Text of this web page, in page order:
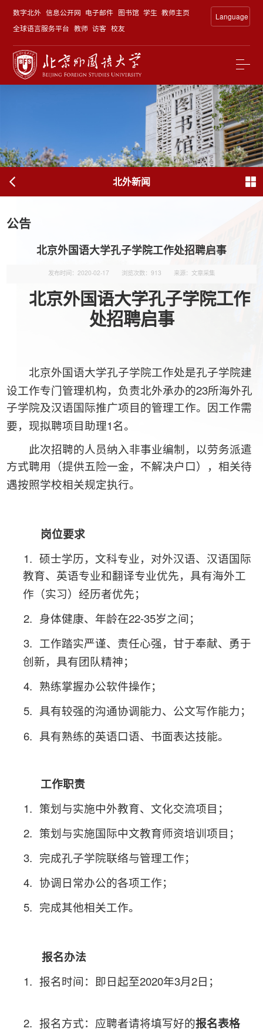
数字北外 信息公开网 电子邮件 图书馆 学生 教师主页
全球语言服务平台 教师 访客 校友
Language
北外新闻
公告
北京外国语大学孔子学院工作处招聘启事
发布时间：2020-02-17 浏览次数： 913 来源：文章采集
北京外国语大学孔子学院工作
处招聘启事
北京外国语大学孔子学院工作处是孔子学院建
设工作专门管理机构，负责北外承办的23所海外孔
子学院及汉语国际推广项目的管理工作。因工作需
要，现拟聘项目助理1名。
此次招聘的人员纳入非事业编制，以劳务派遣
方式聘用（提供五险一金，不解决户口），相关待
遇按照学校相关规定执行。
岗位要求
1.
硕士学历，文科专业，对外汉语、汉语国际
教育、英语专业和翻译专业优先，具有海外工
作（实习）经历者优先；
2. 身体健康、年龄在22-35岁之间；
3.
工作踏实严谨、责任心强，甘于奉献、勇于
创新，具有团队精神；
4. 熟练掌握办公软件操作；
5. 具有较强的沟通协调能力、公文写作能力；
6. 具有熟练的英语口语、书面表达技能。
工作职责
1. 策划与实施中外教育、文化交流项目；
2. 策划与实施国际中文教育师资培训项目；
3. 完成孔子学院联络与管理工作；
4. 协调日常办公的各项工作；
5. 完成其他相关工作。
报名办法
1. 报名时间：即日起至2020年3月 2日；
2. 报名方式： 应聘者请将填写好的报名表格